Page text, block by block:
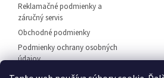
Reklamačné podmienky a
záručný servis
Obchodné podmienky
Podmienky ochrany osobných
údajov
Predajňa svietidiel Dunajská